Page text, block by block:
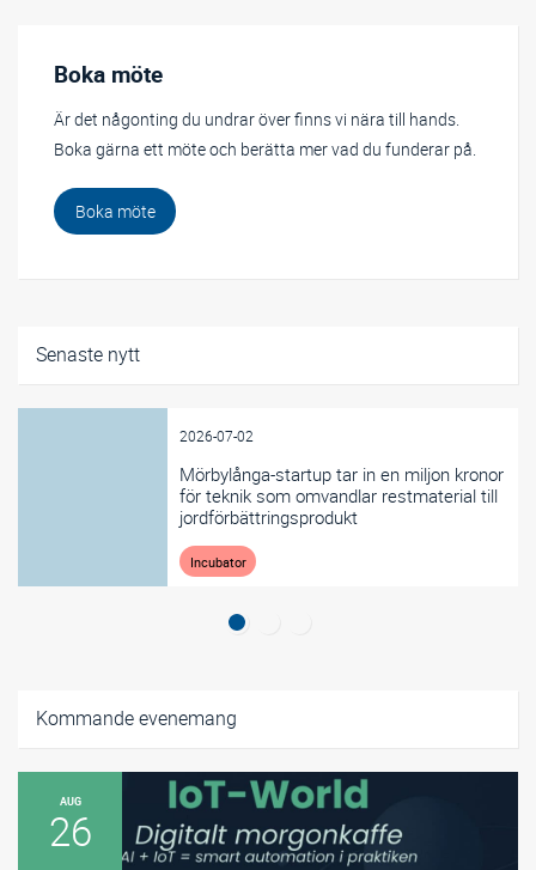
Boka möte
Är det någonting du undrar över finns vi nära till hands.
Boka gärna ett möte och berätta mer vad du funderar på.
Boka möte
Senaste nytt
2026-07-02
Mörbylånga-startup tar in en miljon kronor
för teknik som omvandlar restmaterial till
jordförbättringsprodukt
Incubator
Kommande evenemang
AUG
26